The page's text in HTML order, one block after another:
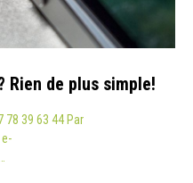
Rien de plus simple!
78 39 63 44 Par